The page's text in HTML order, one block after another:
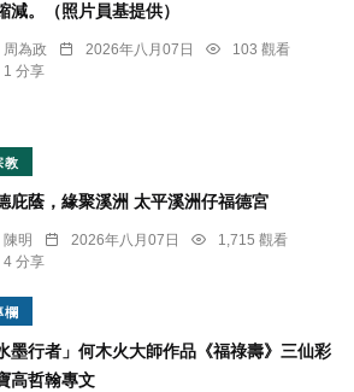
減。（照片員基提供）
周為政 2026年八月07日
103 觀看
1 分享
教
庇蔭，緣聚溪洲 太平溪洲仔福德宮
陳明 2026年八月07日
1,715 觀看
4 分享
欄
水墨行者」何木火大師作品《福祿壽》三仙彩
高哲翰專文